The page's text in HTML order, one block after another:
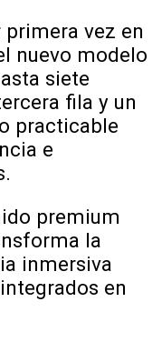
primera vez en
nuevo modelo
siete
fila y un
practicable
e
premium
la
inmersiva
en